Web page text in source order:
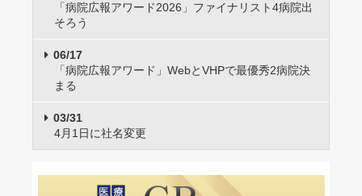
「病院広報アワード2026」ファイナリスト4病院出
そろう
06/17
「病院広報アワード」WebとVHPで最優秀2病院決
まる
03/31
4月1日に社名変更